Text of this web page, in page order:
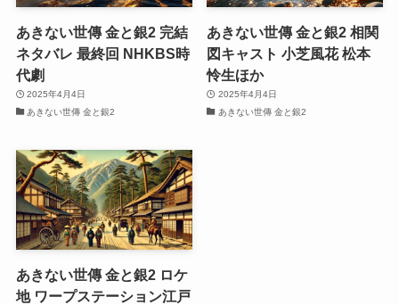
あきない世傳 金と銀2 完結
ネタバレ 最終回 NHKBS時
代劇
2025年4月4日
あきない世傳 金と銀2
あきない世傳 金と銀2 相関
図キャスト 小芝風花 松本
怜生ほか
2025年4月4日
あきない世傳 金と銀2
あきない世傳 金と銀2 ロケ
地 ワープステーション江戸